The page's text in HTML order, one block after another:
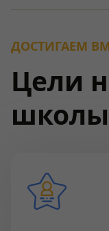
ДОСТИГАЕМ
Цели